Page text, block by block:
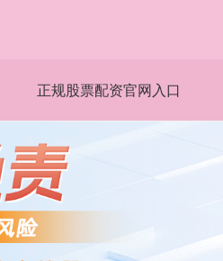
正规股票配资官网入口